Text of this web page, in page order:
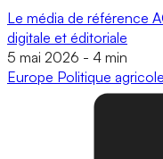
Le média de référence
digitale et éditoriale
5 mai 2026 - 4 min
Europe Politique agricole